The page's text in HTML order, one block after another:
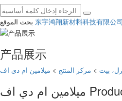
بحث الموقع 东宇鸿翔新材料科技有限公司
产品展示
بيت > مركز المنتج > ميلامين ام دي اف